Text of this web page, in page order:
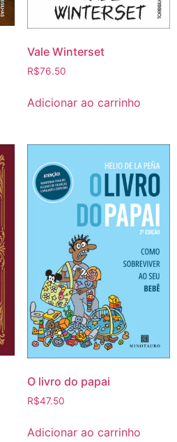
Vale Winterset
R$76.50
Adicionar ao carrinho
O livro do papai
R$47.50
Adicionar ao carrinho